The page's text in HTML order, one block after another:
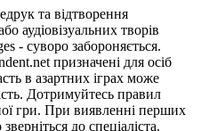
та відтворення
аудіовізуальних творів
- суворо забороняється.
призначені для осіб
в азартних іграх може
Дотримуйтесь правил
гри. При виявленні перших
до спеціаліста.